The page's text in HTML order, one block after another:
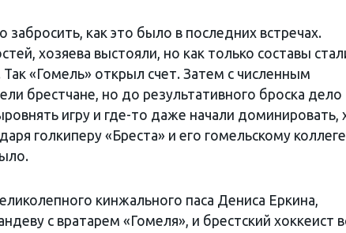
как это было в последних встречах.
хозяева выстояли, но как только составы
«Гомель» открыл счет. Затем с численным
брестчане, но до результативного броска дело
игру и где-то даже начали доминировать,
голкиперу «Бреста» и его гомельскому
кинжального паса Дениса Еркина,
с вратарем «Гомеля», и брестский хоккеист